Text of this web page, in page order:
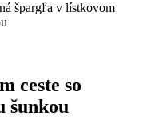
ceste so
šunkou